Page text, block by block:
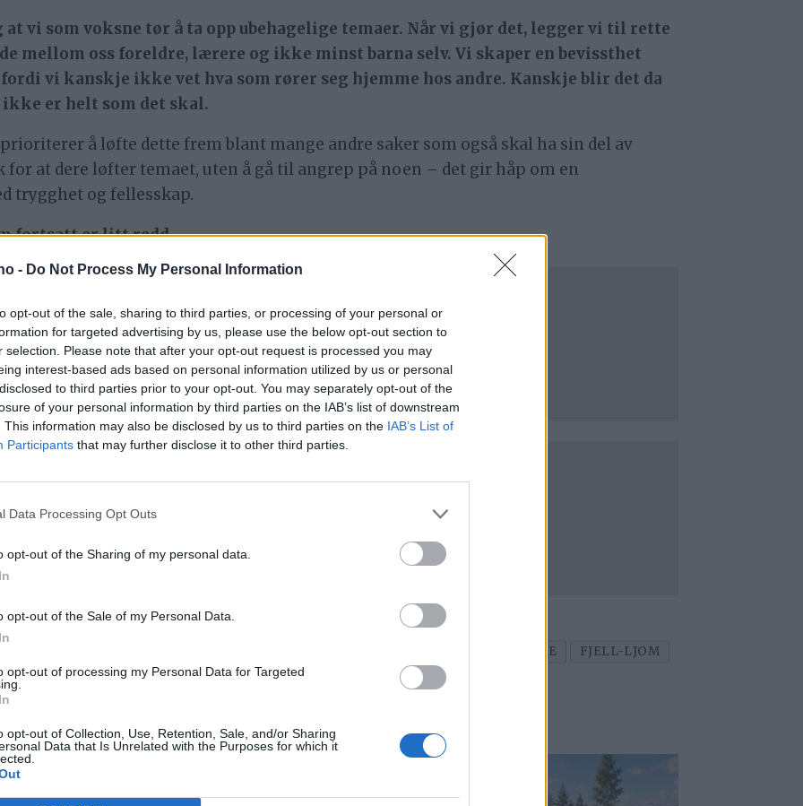
- Do Not Process My Personal Information
opt-out of the sale, sharing to third parties, or processing of your personal or
for targeted advertising by us, please use the below opt-out section to
selection. Please note that after your opt-out request is processed you may
interest-based ads based on personal information utilized by us or personal
to third parties prior to your opt-out. You may separately opt-out of the
of your personal information by third parties on the IAB’s list of downstream
This information may also be disclosed by us to third parties on the IAB’s List of
Participants that may further disclose it to other third parties.
Data Processing Opt Outs
opt-out of the Sharing of my personal data.
opt-out of the Sale of my Personal Data.
opt-out of processing my Personal Data for Targeted
opt-out of Collection, Use, Retention, Sale, and/or Sharing
Data that Is Unrelated with the Purposes for which it
vi som voksne tør å ta opp ubehagelige temaer. Når vi gjør det, legger vi til rette
mellom oss foreldre, lærere og ikke minst barna selv. Vi skaper en bevissthet
vi kanskje ikke vet hva som rører seg hjemme hos andre. Kanskje blir det da
er helt som det skal.
å løfte dette frem blant mange andre saker som også skal ha sin del av
at dere løfter temaet, uten å gå til angrep på noen – det gir håp om en
trygghet og fellesskap.
fortsatt er litt redd.
for vendetta
tør ingen si noe?
FORELDRE
FJELL-LJOM